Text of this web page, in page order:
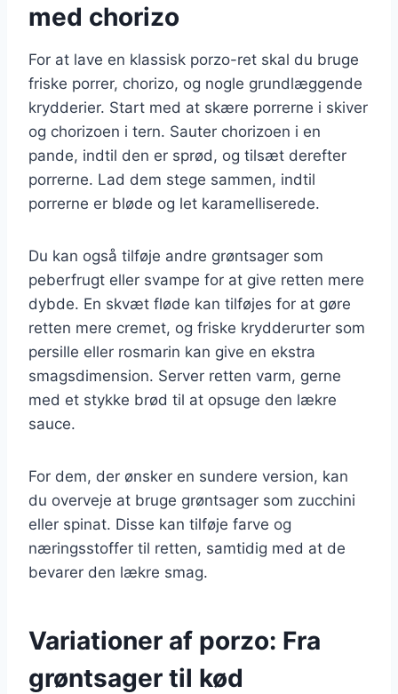
med chorizo
For at lave en klassisk porzo-ret skal du bruge
friske porrer, chorizo, og nogle grundlæggende
krydderier. Start med at skære porrerne i skiver
og chorizoen i tern. Sauter chorizoen i en
pande, indtil den er sprød, og tilsæt derefter
porrerne. Lad dem stege sammen, indtil
porrerne er bløde og let karamelliserede.
Du kan også tilføje andre grøntsager som
peberfrugt eller svampe for at give retten mere
dybde. En skvæt fløde kan tilføjes for at gøre
retten mere cremet, og friske krydderurter som
persille eller rosmarin kan give en ekstra
smagsdimension. Server retten varm, gerne
med et stykke brød til at opsuge den lækre
sauce.
For dem, der ønsker en sundere version, kan
du overveje at bruge grøntsager som zucchini
eller spinat. Disse kan tilføje farve og
næringsstoffer til retten, samtidig med at de
bevarer den lækre smag.
Variationer af porzo: Fra
grøntsager til kød